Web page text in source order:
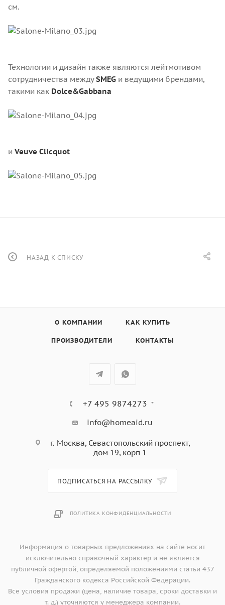
см.
Технологии и дизайн также являются лейтмотивом
сотрудничества междуSMEG и ведущими брендами,
такими как Dolce&Gabbana
и Veuve Clicquot
НАЗАД К СПИСКУ
О КОМПАНИИ КАК КУПИТЬ
ПРОИЗВОДИТЕЛИ КОНТАКТЫ
+7 495 9874273
info@homeaid.ru
г. Москва, Севастопольский проспект,
дом 19, корп 1
ПОДПИСАТЬСЯ НА РАССЫЛКУ
ПОЛИТИКА КОНФИДЕНЦИАЛЬНОСТИ
Информация о товарных предложениях на сайте носит
исключительно справочный характер и не является
публичной офертой, определяемой положениями статьи 437
Гражданского кодекса Российской Федерации.
Все условия продажи (цена, наличие товара, сроки доставки и
т. д.) уточняются у менеджера компании.